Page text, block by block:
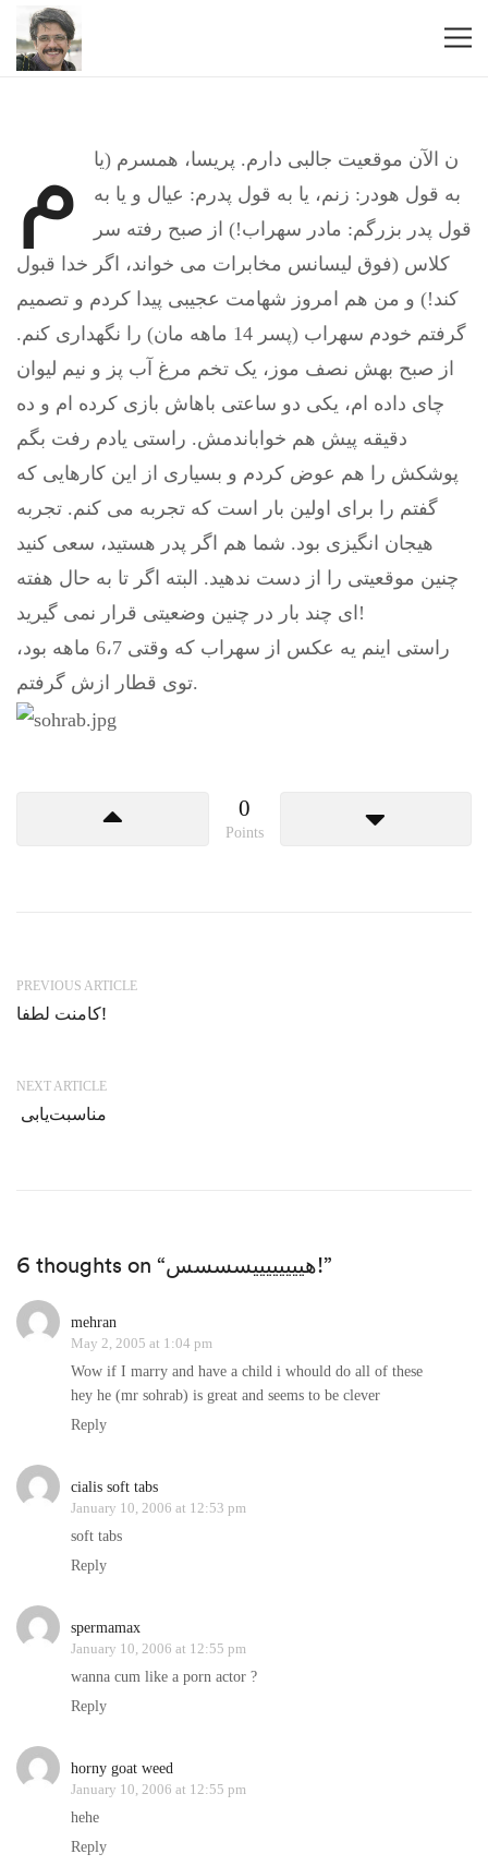
م
ن الآن موقعیت جالبی دارم. پریسا، همسرم (یا
به قول هودر: زنم، یا به قول پدرم: عیال و یا به
قول پدر بزرگم: مادر سهراب!) از صبح رفته سر
کلاس (فوق لیسانس مخابرات می خواند، اگر خدا قبول
کند!) و من هم امروز شهامت عجیبی پیدا کردم و تصمیم
گرفتم خودم سهراب (پسر 14 ماهه مان) را نگهداری کنم.
از صبح بهش نصف موز، یک تخم مرغ آب پز و نیم لیوان
چای داده ام، یکی دو ساعتی باهاش بازی کرده ام و ده
دقیقه پیش هم خواباندمش. راستی یادم رفت بگم
پوشکش را هم عوض کردم و بسیاری از این کارهایی که
گفتم را برای اولین بار است که تجربه می کنم. تجربه
هیجان انگیزی بود. شما هم اگر پدر هستید، سعی کنید
چنین موقعیتی را از دست ندهید. البته اگر تا به حال هفته
ای چند بار در چنین وضعیتی قرار نمی گیرید!
راستی اینم یه عکس از سهراب که وقتی 6،7 ماهه بود،
توی قطار ازش گرفتم.
0
Points
PREVIOUS ARTICLE
کامنت لطفا!
NEXT ARTICLE
مناسبت‌یابی
6 thoughts on “هییییییییسسسس!”
mehran
May 2, 2005 at 1:04 pm
Wow if I marry and have a child i whould do all of these
hey he (mr sohrab) is great and seems to be clever
Reply
cialis soft tabs
January 10, 2006 at 12:53 pm
soft tabs
Reply
spermamax
January 10, 2006 at 12:55 pm
wanna cum like a porn actor ?
Reply
horny goat weed
January 10, 2006 at 12:55 pm
hehe
Reply